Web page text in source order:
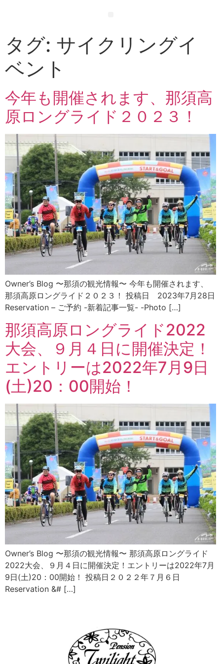
タグ: サイクリングイ
ベント
今年も開催されます、那須高
原ロングライド２０２３！
Owner’s Blog 〜那須の観光情報〜 今年も開催されます、
那須高原ロングライド２０２３！ 投稿日 2023年7月28日
Reservation – ご予約 -新着記事一覧- -Photo […]
那須高原ロングライド2022
大会、９月４日に開催決定！
エントリーは2022年7月9日
(土)20：00開始！
Owner’s Blog 〜那須の観光情報〜 那須高原ロングライド
2022大会、９月４日に開催決定！エントリーは2022年7月
9日(土)20：00開始！ 投稿日２０２２年７月６日
Reservation &# […]